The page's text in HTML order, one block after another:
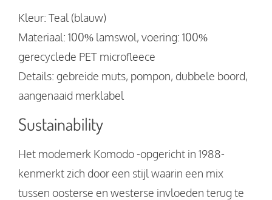
Kleur: Teal (blauw)
Materiaal: 100% lamswol, voering: 100%
gerecyclede PET microfleece
Details: gebreide muts, pompon, dubbele boord,
aangenaaid merklabel
Sustainability
Het modemerk Komodo -opgericht in 1988-
kenmerkt zich door een stijl waarin een mix
tussen oosterse en westerse invloeden terug te